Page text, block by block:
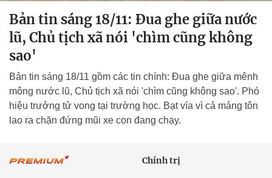
Bản tin sáng 18/11: Đua ghe giữa nước
lũ, Chủ tịch xã nói 'chìm cũng không
sao'
Bản tin sáng 18/11 gồm các tin chính: Đua ghe giữa mênh
mông nước lũ, Chủ tịch xã nói 'chìm cũng không sao'. Phó
hiệu trưởng tử vong tại trường học. Bạt vía vì cả mảng tôn
lao ra chặn đứng mũi xe con đang chạy.
Chính trị